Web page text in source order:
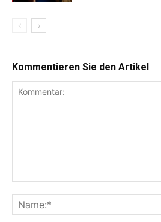
Kommentieren Sie den Artikel